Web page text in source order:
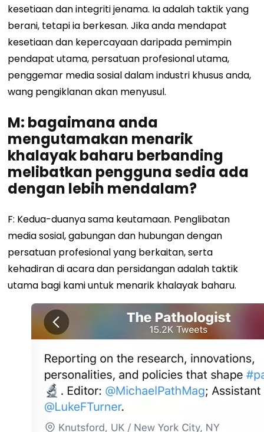
kesetiaan dan integriti jenama. Ia adalah taktik yang
berani, tetapi ia berkesan. Jika anda mendapat
kesetiaan dan kepercayaan daripada pemimpin
pendapat utama, persatuan profesional utama,
penggemar media sosial dalam industri khusus anda,
wang pengiklanan akan menyusul.
M: bagaimana anda
mengutamakan menarik
khalayak baharu berbanding
melibatkan pengguna sedia ada
dengan lebih mendalam?
F: Kedua-duanya sama keutamaan. Penglibatan
media sosial, gabungan dan hubungan dengan
persatuan profesional yang berkaitan, serta
kehadiran di acara dan persidangan adalah taktik
utama bagi kami untuk menarik khalayak baharu.